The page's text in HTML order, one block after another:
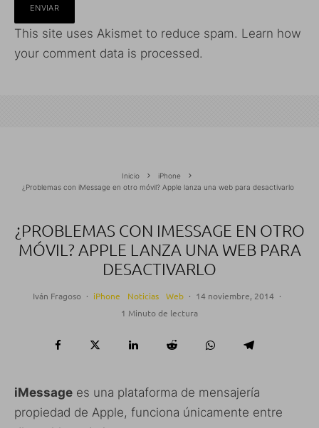
This site uses Akismet to reduce spam. Learn how
your comment data is processed.
Inicio
iPhone
¿Problemas con iMessage en otro móvil? Apple lanza una web para desactivarlo
¿PROBLEMAS CON IMESSAGE EN OTRO
MÓVIL? APPLE LANZA UNA WEB PARA
DESACTIVARLO
Iván Fragoso · iPhone Noticias Web · 14 noviembre, 2014 ·
1 Minuto de lectura
iMessage es una plataforma de mensajería
propiedad de Apple, funciona únicamente entre